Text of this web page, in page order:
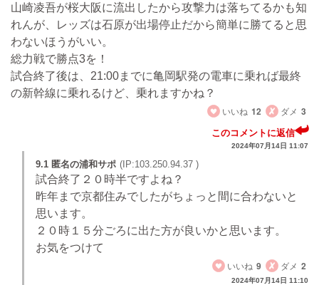
山崎凌吾が桜大阪に流出したから攻撃力は落ちてるかも知
れんが、レッズは石原が出場停止だから簡単に勝てると思
わないほうがいい。
総力戦で勝点3を！
試合終了後は、21:00までに亀岡駅発の電車に乗れば最終
の新幹線に乗れるけど、乗れますかね？
いいね 12 ダメ 3
このコメントに返信
2024年07月14日 11:07
9.1 匿名の浦和サポ (IP:103.250.94.37 )
試合終了２０時半ですよね？
昨年まで京都住みでしたがちょっと間に合わないと
思います。
２０時１５分ごろに出た方が良いかと思います。
お気をつけて
いいね 9 ダメ 2
2024年07月14日 11:10